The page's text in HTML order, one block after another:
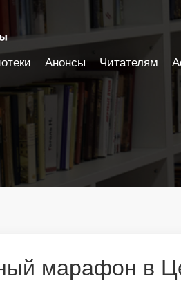
марафон в
Анонсы Читателям
доступности